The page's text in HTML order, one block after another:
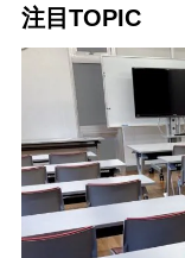
注目TOPIC